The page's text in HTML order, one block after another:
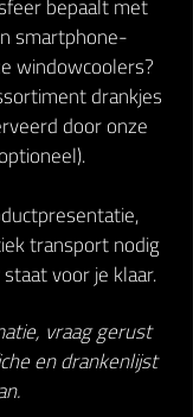
smartphone-
windowcoolers?
drankjes
door onze
transport nodig
voor je klaar.
vraag gerust
en drankenlijst